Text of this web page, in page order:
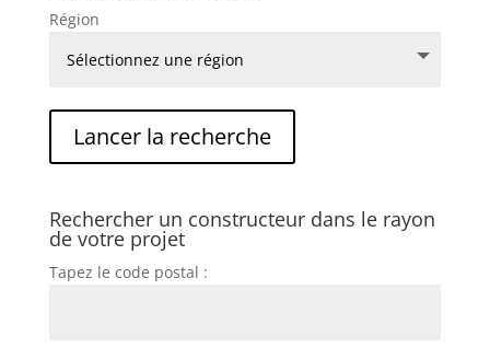
Région
Rechercher un constructeur dans le rayon
de votre projet
Tapez le code postal :